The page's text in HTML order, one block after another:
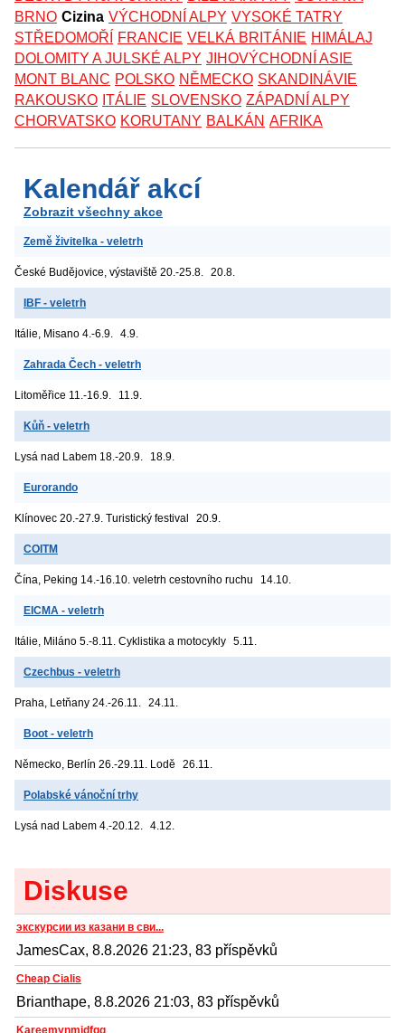
BRNO Cizina VÝCHODNÍ ALPY VYSOKÉ TATRY
STŘEDOMOŘÍ
FRANCIE VELKÁ BRITÁNIE HIMÁLAJ
DOLOMITY A JULSKÉ ALPY JIHOVÝCHODNÍ ASIE
MONT BLANC POLSKO NĚMECKO SKANDINÁVIE
RAKOUSKO ITÁLIE SLOVENSKO ZÁPADNÍ ALPY
CHORVATSKO KORUTANY BALKÁN AFRIKA
Kalendář akcí
Zobrazit všechny akce
Země živitelka - veletrh
České Budějovice, výstaviště 20.-25.8. 20.8.
IBF - veletrh
Itálie, Misano 4.-6.9. 4.9.
Zahrada Čech - veletrh
Litoměřice 11.-16.9. 11.9.
Kůň - veletrh
Lysá nad Labem 18.-20.9. 18.9.
Eurorando
Klínovec 20.-27.9. Turistický festival 20.9.
COITM
Čína, Peking 14.-16.10. veletrh cestovního ruchu 14.10.
EICMA - veletrh
Itálie, Miláno 5.-8.11. Cyklistika a motocykly 5.11.
Czechbus - veletrh
Praha, Letňany 24.-26.11. 24.11.
Boot - veletrh
Německo, Berlín 26.-29.11. Lodě 26.11.
Polabské vánoční trhy
Lysá nad Labem 4.-20.12. 4.12.
Diskuse
экскурсии из казани в сви...
JamesCax, 8.8.2026 21:23, 83 příspěvků
Cheap Cialis
Brianthape, 8.8.2026 21:03, 83 příspěvků
Kareemynmjdfgg